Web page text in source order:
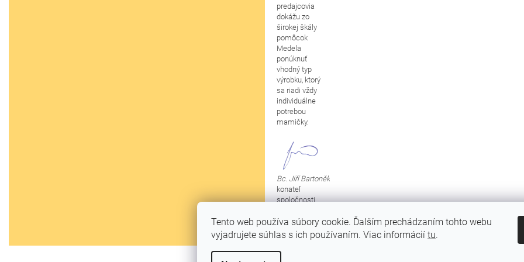
Tento web používa súbory cookie. Ďalším prechádzaním tohto webu
vyjadrujete súhlas s ich používaním. Viac informácií tu.
predajcovia
dokážu zo
širokej škály
pomôcok
Medela
ponúknuť
vhodný typ
výrobku, ktorý
sa riadi vždy
individuálne
potrebou
mamičky.
Bc. Jiří Bartoněk
konateľ
spoločnosti